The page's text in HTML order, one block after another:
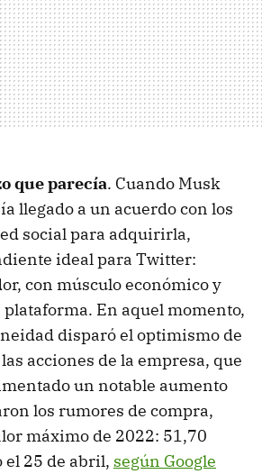
que parecía. Cuando Musk
llegado a un acuerdo con los
social para adquirirla,
ideal para Twitter:
con músculo económico y
En aquel momento,
disparó el optimismo de
acciones de la empresa, que
un notable aumento
los rumores de compra,
máximo de 2022: 51,70
25 de abril, según Google